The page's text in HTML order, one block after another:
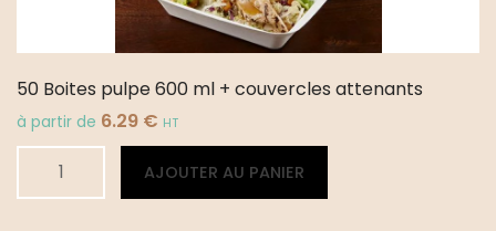
50 Boites pulpe 600 ml + couvercles attenants
à partir de 6.29 € HT
AJOUTER AU PANIER
Alternative: